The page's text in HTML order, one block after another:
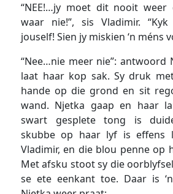
“NEE!…jy moet dit nooit
waar nie!”, sis Vladimir.
jouself! Sien jy miskien ‘n méns
“Nee…nie meer nie”: antwoord
laat haar kop sak. Sy druk
hande op die grond en sit
wand. Njetka gaap en haar
swart gesplete tong is
skubbe op haar lyf is effens
Vladimir, en die blou penne op
Met afsku stoot sy die
se ete eenkant toe. Daar is